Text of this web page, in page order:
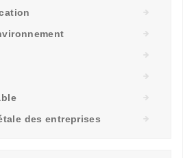
des entreprises